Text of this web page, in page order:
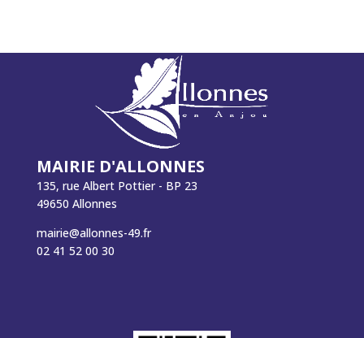
MAIRIE D'ALLONNES
135, rue Albert Pottier - BP 23
49650 Allonnes
mairie@allonnes-49.fr
02 41 52 00 30